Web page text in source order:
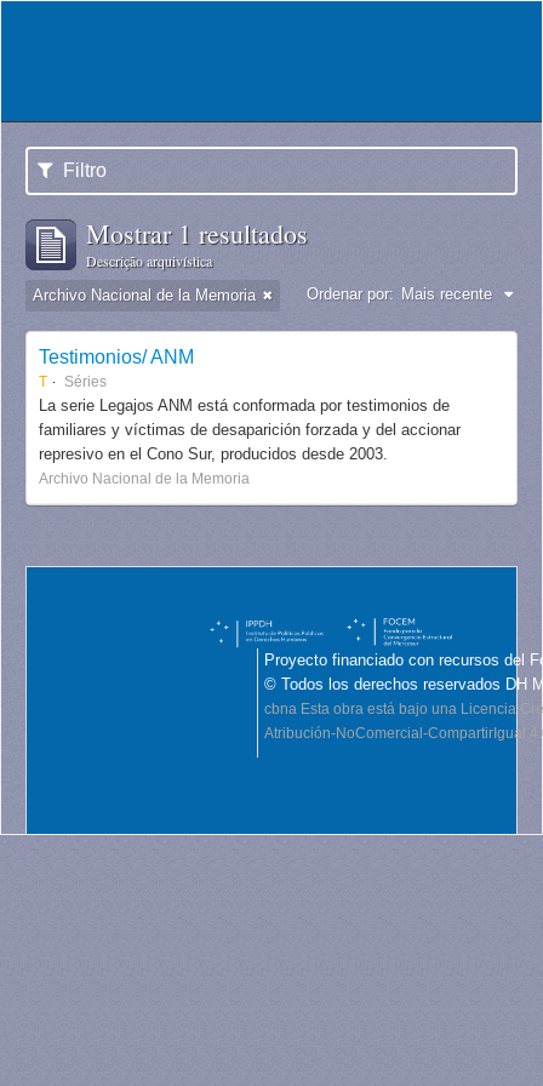
Filtro
Mostrar 1 resultados
Descrição arquivística
Archivo Nacional de la Memoria Ordenar por: Mais recente
Testimonios/ ANM
T Séries
La serie Legajos ANM está conformada por testimonios de
familiares y víctimas de desaparición forzada y del accionar
represivo en el Cono Sur, producidos desde 2003.
Archivo Nacional de la Memoria
Proyecto financiado con recursos del
© Todos los derechos reservados DH
cbna Esta obra está bajo una Licencia
Atribución-NoComercial-CompartirIgual